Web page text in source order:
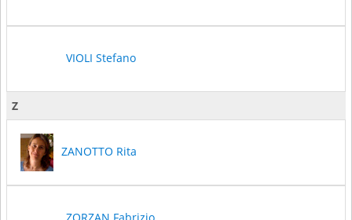
VIOLI Stefano
Z
ZANOTTO Rita